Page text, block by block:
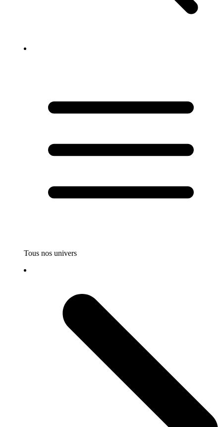
Tous nos univers